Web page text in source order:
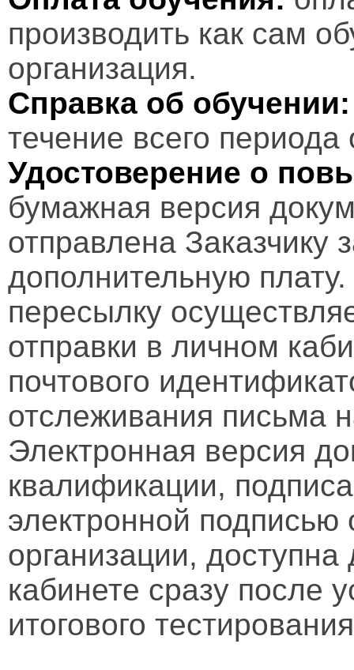
производить как сам
организация.
Справка об обучении:
течение всего периода
Удостоверение о
бумажная версия
отправлена Заказчику
дополнительную
пересылку
отправки в личном
почтового
отслеживания письма
Электронная версия
квалификации,
электронной подписью
организации,
кабинете сразу после
итогового